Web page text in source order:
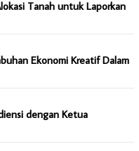
Tanah untuk Laporkan
Ekonomi Kreatif Dalam
dengan Ketua